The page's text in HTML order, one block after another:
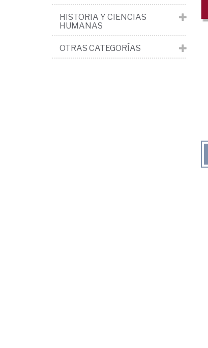
HISTORIA Y CIENCIAS
HUMANAS
OTRAS CATEGORÍAS